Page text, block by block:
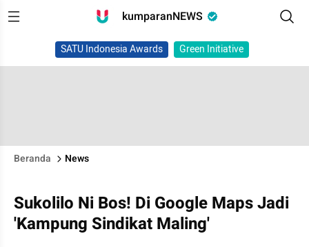
kumparanNEWS
SATU Indonesia Awards Green Initiative
Beranda News
Sukolilo Ni Bos! Di Google Maps Jadi
'Kampung Sindikat Maling'